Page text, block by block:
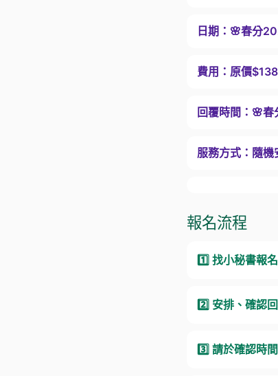
日期： 🌸春分
費用： 原價
回覆時間： 🌸春
服務方式： 隨機
報名流程
1️⃣ 找小秘書報名
2️⃣ 安排、確認
3️⃣ 請於確認時